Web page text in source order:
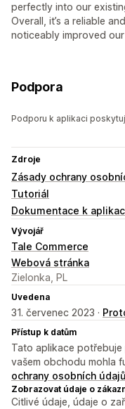
perfectly into our
Overall, it’s a reliable
noticeably improved
Podpora
Podporu k aplikaci
Zdroje
Zásady ochrany
Tutoriál
Dokumentace k
Vývojář
Tale Commerce
Webová stránka
Zielonka, PL
Uvedena
31. červenec 2023 ·
Přístup k datům
Tato aplikace
vašem obchodu mohla
ochrany osobních údajů
Zobrazovat údaje o
Citlivé údaje, údaje o